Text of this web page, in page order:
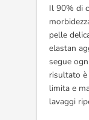
Il 90% di
pelle
elastan
segue
risultato
limita e
lavaggi